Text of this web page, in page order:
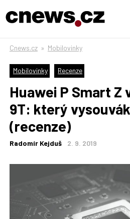
Cnews.cz » Mobilovinky
Mobilovinky Recenze
Huawei P Smart Z
9T: který
(recenze)
Radomír Kejduš 2. 9. 2019